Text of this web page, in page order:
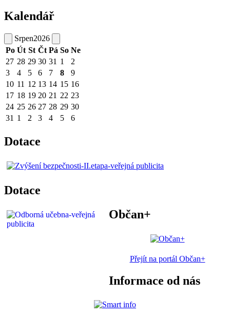
Kalendář
Srpen2026
Po Út St Čt Pá So Ne
27 28 29 30 31 1
2
3
4 5 6 7 8
9
10 11 12 13 14 15 16
17 18 19 20 21 22 23
24 25 26 27 28 29 30
31 1 2 3 4 5 6
Dotace
Dotace
Občan+
Přejít na portál Občan+
Informace od nás